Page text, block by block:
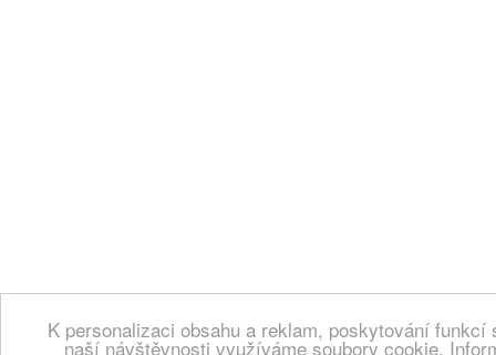
K personalizaci obsahu a reklam, poskytování
naší návštěvnosti využíváme soubory cookie.